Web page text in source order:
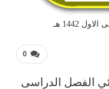
1442 هـ
0
الفصل الدراسى